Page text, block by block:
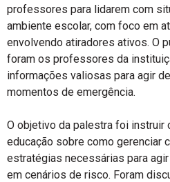
professores para lidarem com
ambiente escolar, com foco em
envolvendo atiradores ativos. O
foram os professores da
informações valiosas para agir
momentos de emergência.
O objetivo da palestra foi
educação sobre como gerenciar
estratégias necessárias para
em cenários de risco. Foram